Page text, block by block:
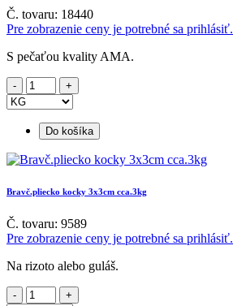
Č. tovaru: 18440
Pre zobrazenie ceny je potrebné sa prihlásiť.
S pečaťou kvality AMA.
Do košíka
Bravč.pliecko kocky 3x3cm cca.3kg
Č. tovaru: 9589
Pre zobrazenie ceny je potrebné sa prihlásiť.
Na rizoto alebo guláš.